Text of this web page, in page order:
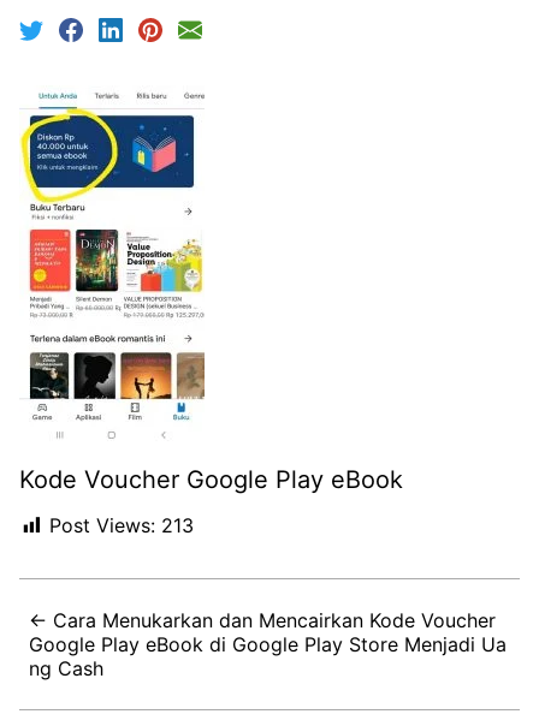
Kode Voucher Google Play eBook
Post Views: 213
← Cara Menukarkan dan Mencairkan Kode Voucher
Google Play eBook di Google Play Store Menjadi Ua
ng Cash